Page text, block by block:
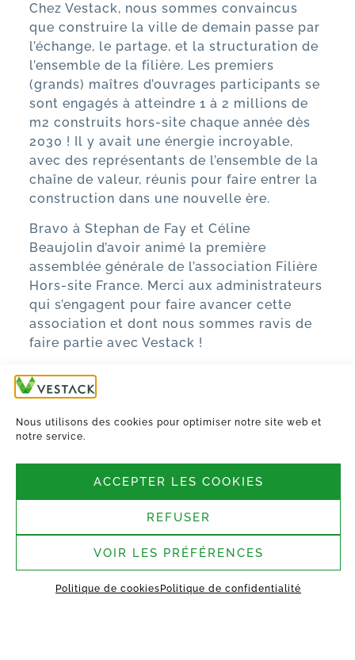
Nous utilisons des cookies pour optimiser notre site web et
notre service.
ACCEPTER LES COOKIES
REFUSER
VOIR LES PRÉFÉRENCES
Politique de cookies Politique de confidentialité
Chez Vestack, nous sommes convaincus
que construire la ville de demain passe par
l’échange, le partage, et la structuration de
l’ensemble de la filière. Les premiers
(grands) maîtres d’ouvrages participants se
sont engagés à atteindre 1 à 2 millions de
m2 construits hors-site chaque année dès
2030 ! Il y avait une énergie incroyable,
avec des représentants de l’ensemble de la
chaîne de valeur, réunis pour faire entrer la
construction dans une nouvelle ère.
Bravo à Stephan de Fay et Céline
Beaujolin d’avoir animé la première
assemblée générale de l’association Filière
Hors-site France. Merci aux administrateurs
qui s’engagent pour faire avancer cette
association et dont nous sommes ravis de
faire partie avec Vestack !
L’avenir de la construction est devant nous !
TOUTES LES ACTUALITÉS
Nous suivre